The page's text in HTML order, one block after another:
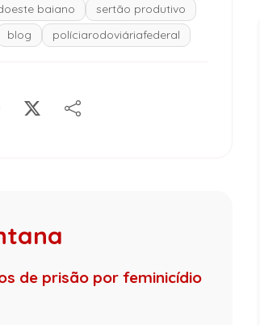
baiano
sertão produtivo
blog políciarodoviáriafederal
de prisão por feminicídio